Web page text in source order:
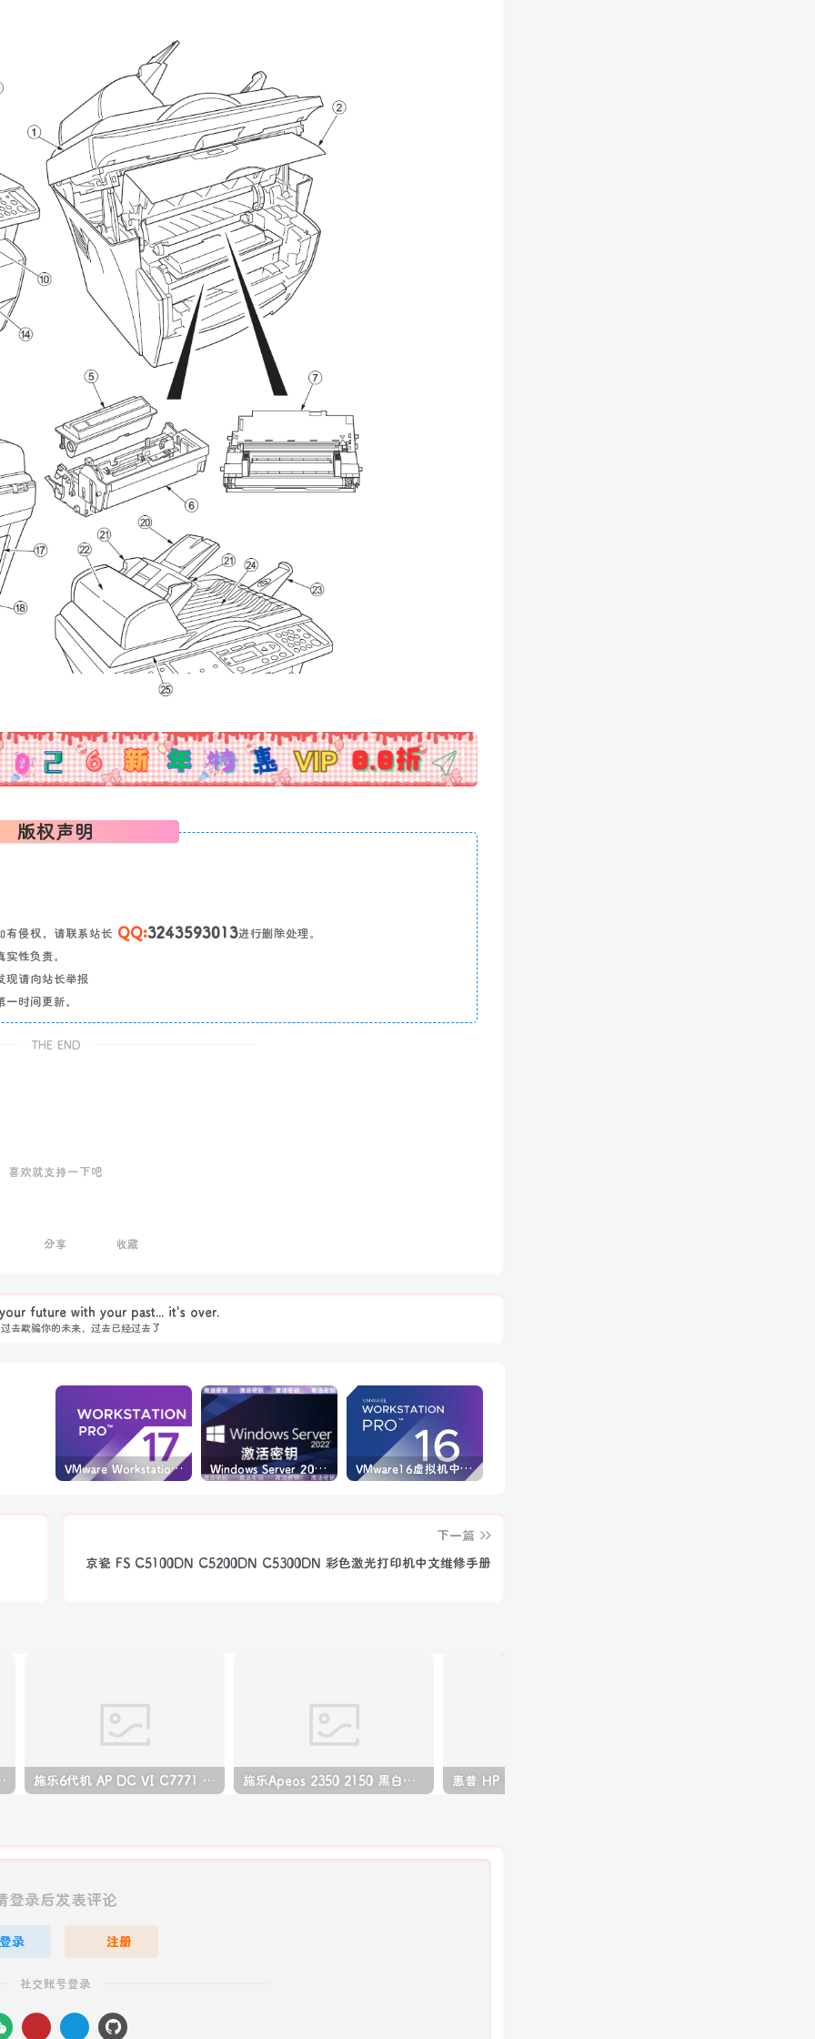
!也想出现在这里？
版权声明
侵权，请联系站长 QQ:3243593013进行删除处理。
性负责。
请向站长举报
时间更新。
THE END
喜欢就支持一下吧
分享 收藏
future with your past... it's over.
去欺骗你的未来，过去已经过去了
VMware Workstation PRO v17.6.4 正式版_虚拟机(带激活密钥) Windows Server 2022激活密钥 2024 5月更新 VMware16虚拟机中文版 (附永久许可证激活密钥)
下一篇
京瓷 FS C5100DN C5200DN C5300DN 彩色激光打印机中文维修手册
中文拆机手册 施乐6代机 AP DC VI C7771 C6671 C5571 C4471 C3371 C3370 C2271 彩色复印机中文维修手册 施乐Apeos 2350 2150 黑白复印机中文维修手册
登录后发表评论
录 注册
社交账号登录